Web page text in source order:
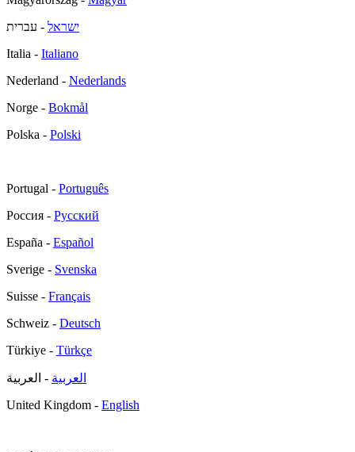
ישראל - עברית
Italia - Italiano
Nederland - Nederlands
Norge - Bokmål
Polska - Polski
Portugal - Português
Россия - Русский
España - Español
Sverige - Svenska
Suisse - Français
Schweiz - Deutsch
Türkiye - Türkçe
العربية - العربية
United Kingdom - English